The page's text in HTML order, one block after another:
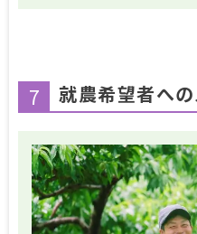
7 就農希望者への